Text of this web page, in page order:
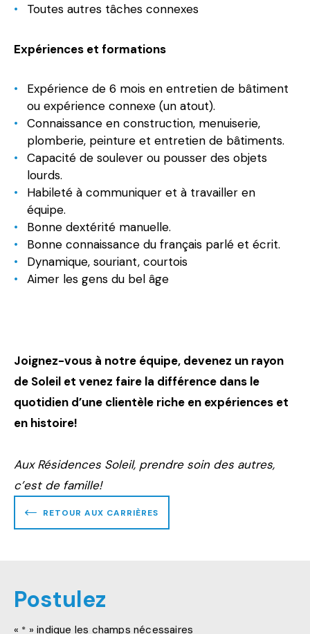
Toutes autres tâches connexes
Expériences et formations
Expérience de 6 mois en entretien de bâtiment
ou expérience connexe (un atout).
Connaissance en construction, menuiserie,
plomberie, peinture et entretien de bâtiments.
Capacité de soulever ou pousser des objets
lourds.
Habileté à communiquer et à travailler en
équipe.
Bonne dextérité manuelle.
Bonne connaissance du français parlé et écrit.
Dynamique, souriant, courtois
Aimer les gens du bel âge
Joignez-vous à notre équipe, devenez un rayon
de Soleil et venez faire la différence dans le
quotidien d’une clientèle riche en expériences et
en histoire!
Aux Résidences Soleil, prendre soin des autres,
c’est de famille!
RETOUR AUX CARRIÈRES
Postulez
« * » indique les champs nécessaires